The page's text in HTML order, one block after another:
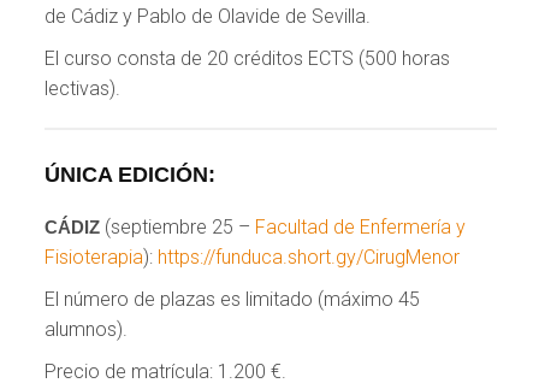
de Cádiz y Pablo de Olavide de Sevilla.
El curso consta de 20 créditos ECTS (500 horas
lectivas).
ÚNICA EDICIÓN:
CÁDIZ (septiembre 25 – Facultad de Enfermería y
Fisioterapia): https://funduca.short.gy/CirugMenor
El número de plazas es limitado (máximo 45
alumnos).
Precio de matrícula: 1.200 €.